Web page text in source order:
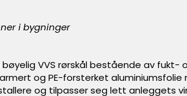
i bygninger
bøyelig VVS rørskål bestående av fukt-
og PE-forsterket
og tilpasser seg lett anleggets